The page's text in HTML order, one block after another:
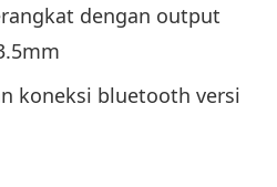
dengan output
koneksi bluetooth versi